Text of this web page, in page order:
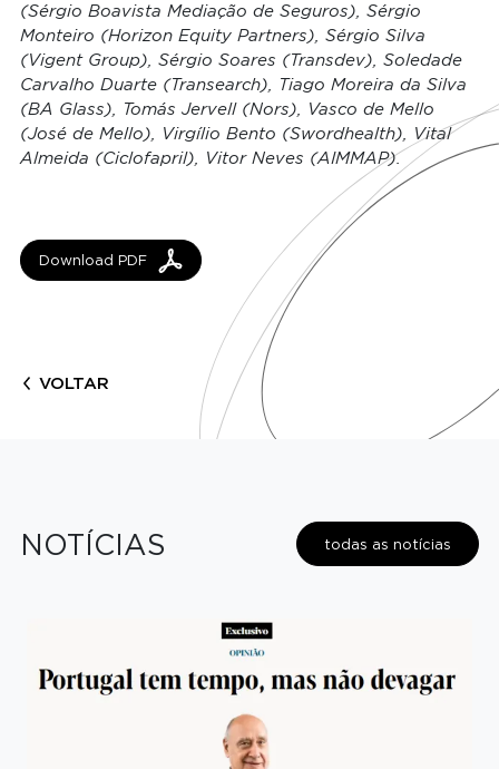
(Sérgio Boavista Mediação de Seguros), Sérgio
Monteiro (Horizon Equity Partners), Sérgio Silva
(Vigent Group), Sérgio Soares (Transdev), Soledade
Carvalho Duarte (Transearch), Tiago Moreira da Silva
(BA Glass), Tomás Jervell (Nors), Vasco de Mello
(José de Mello), Virgílio Bento (Swordhealth), Vital
Almeida (Ciclofapril), Vitor Neves (AIMMAP).
Download PDF
VOLTAR
NOTÍCIAS todas as notícias